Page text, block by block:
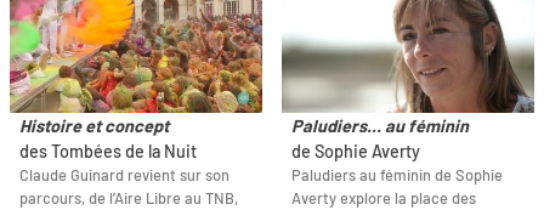
Histoire et concept
des Tombées de la Nuit
Claude Guinard revient sur son
parcours, de l’Aire Libre au TNB,
Paludiers... au féminin
de Sophie Averty
Paludiers au féminin de Sophie
Averty explore la place des